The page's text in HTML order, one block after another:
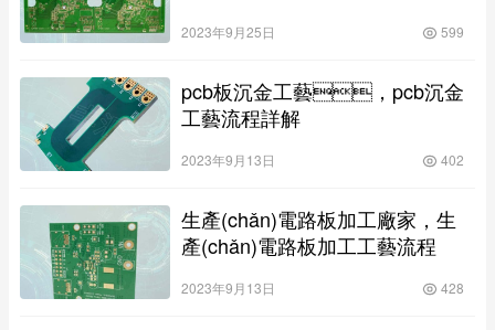
2023年9月25日 599
pcb板沉金工藝，pcb沉金
工藝流程詳解
2023年9月13日 402
生產(chǎn)電路板加工廠家，生
產(chǎn)電路板加工工藝流程
2023年9月13日 428